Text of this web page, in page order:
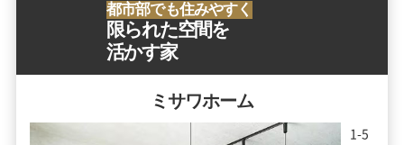
都市部でも住みやすく
限られた空間を
活かす家
ミサワホーム
1-5